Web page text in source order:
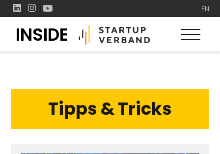
EN
INSIDE
Tipps & Tricks